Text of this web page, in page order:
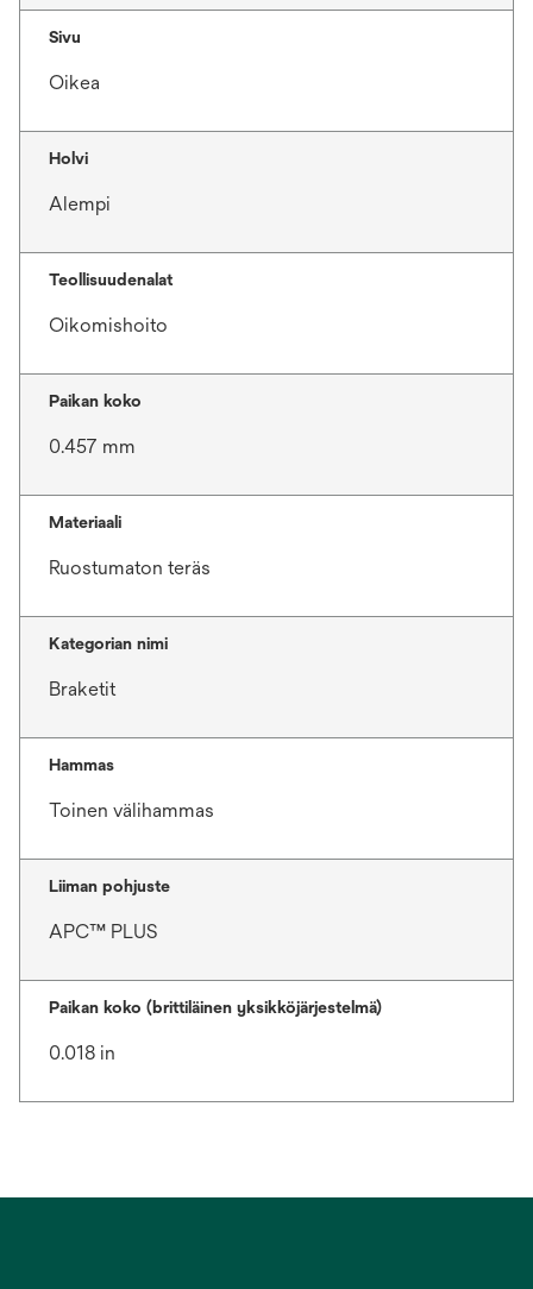
Sivu
Oikea
Holvi
Alempi
Teollisuudenalat
Oikomishoito
Paikan koko
0.457 mm
Materiaali
Ruostumaton teräs
Kategorian nimi
Braketit
Hammas
Toinen välihammas
Liiman pohjuste
APC™ PLUS
Paikan koko (brittiläinen yksikköjärjestelmä)
0.018 in